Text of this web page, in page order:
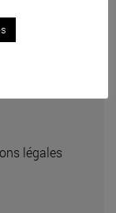
légales